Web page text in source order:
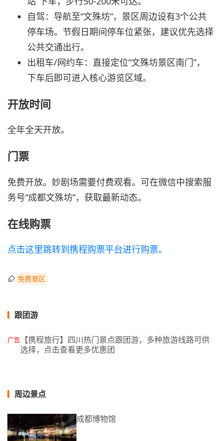
自驾：导航至“文殊坊”，景区周边设有3个公共
停车场。节假日期间停车位紧张，建议优先选择
公共交通出行。
出租车/网约车：直接定位“文殊坊景区南门”，
下车后即可进入核心游览区域。
开放时间
全年全天开放。
门票
免费开放。妙剧场需要付费观看。可在微信中搜索服
务号“成都文殊坊”，获取最新动态。
在线购票
点击这里跳转到携程购票平台进行购票。
免费景区
跟团游
广告 【携程旅行】四川热门景点跟团游，多种旅游线路可供
选择，点击查看更多优惠团
周边景点
成都博物馆